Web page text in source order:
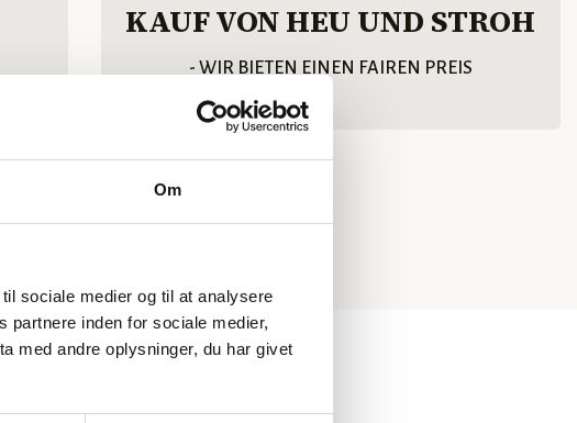
Om
sociale medier og til at analysere
partnere inden for sociale medier,
med andre oplysninger, du har givet
KAUF VON HEU UND STROH
- WIR BIETEN EINEN FAIREN PREIS